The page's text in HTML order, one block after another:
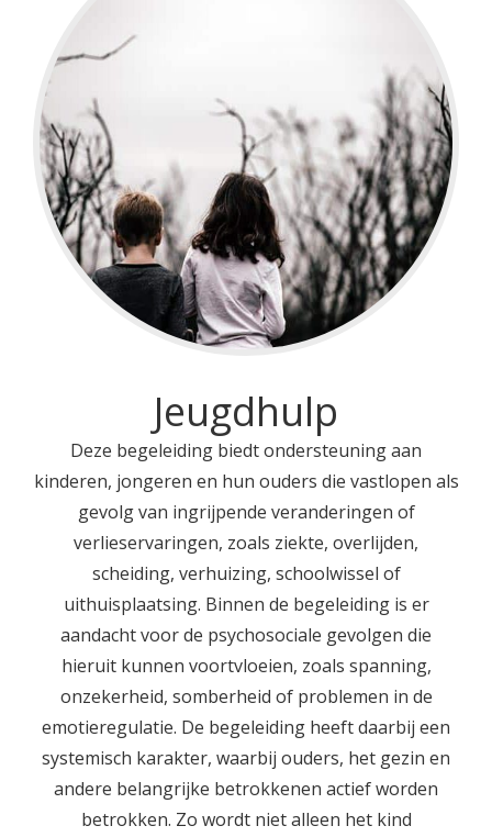
Jeugdhulp
Deze begeleiding biedt ondersteuning aan
kinderen, jongeren en hun ouders die vastlopen als
gevolg van ingrijpende veranderingen of
verlieservaringen, zoals ziekte, overlijden,
scheiding, verhuizing, schoolwissel of
uithuisplaatsing. Binnen de begeleiding is er
aandacht voor de psychosociale gevolgen die
hieruit kunnen voortvloeien, zoals spanning,
onzekerheid, somberheid of problemen in de
emotieregulatie. De begeleiding heeft daarbij een
systemisch karakter, waarbij ouders, het gezin en
andere belangrijke betrokkenen actief worden
betrokken. Zo wordt niet alleen het kind